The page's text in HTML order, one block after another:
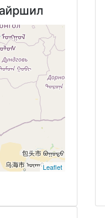
Leaflet